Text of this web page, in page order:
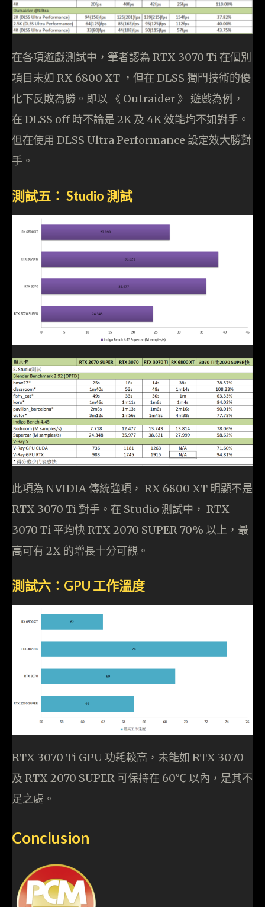
在各項遊戲測試中，筆者認為 RTX 3070 Ti 在個別
項目未如 RX 6800 XT ，但在 DLSS 獨門技術的優
化下反敗為勝。即以 《 Outraider 》 遊戲為例，
在 DLSS off 時不論是 2K 及 4K 效能均不如對手。
但在使用 DLSS Ultra Performance 設定效大勝對
手。
測試五︰ Studio 測試
此項為 NVIDIA 傳統強項， RX 6800 XT 明顯不是
RTX 3070 Ti 對手。在 Studio 測試中， RTX
3070 Ti 平均快 RTX 2070 SUPER 70% 以上，最
高可有 2X 的增長十分可觀。
測試六︰GPU 工作溫度
RTX 3070 Ti GPU 功耗較高，未能如 RTX 3070
及 RTX 2070 SUPER 可保持在 60℃ 以內，是其不
足之處。
Conclusion